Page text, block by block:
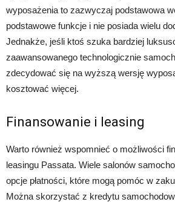
wyposażenia to zazwyczaj podstawowa
podstawowe funkcje i nie posiada wielu
Jednakże, jeśli ktoś szuka bardziej
zaawansowanego technologicznie
zdecydować się na wyższą wersję
kosztować więcej.
Finansowanie i leasing
Warto również wspomnieć o możliwości
leasingu Passata. Wiele salonów
opcje płatności, które mogą pomóc w
Można skorzystać z kredytu